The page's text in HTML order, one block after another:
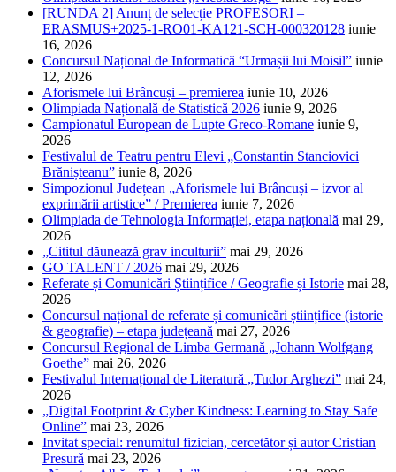
[RUNDA 2] Anunț de selecție PROFESORI –
ERASMUS+2025-1-RO01-KA121-SCH-000320128 iunie
16, 2026
Concursul Național de Informatică “Urmașii lui Moisil” iunie
12, 2026
Aforismele lui Brâncuși – premierea iunie 10, 2026
Olimpiada Națională de Statistică 2026 iunie 9, 2026
Campionatul European de Lupte Greco-Romane iunie 9,
2026
Festivalul de Teatru pentru Elevi „Constantin Stanciovici
Brănișteanu” iunie 8, 2026
Simpozionul Județean „Aforismele lui Brâncuși – izvor al
exprimării artistice” / Premierea iunie 7, 2026
Olimpiada de Tehnologia Informației, etapa națională mai 29,
2026
„Cititul dăunează grav inculturii” mai 29, 2026
GO TALENT / 2026 mai 29, 2026
Referate și Comunicări Științifice / Geografie și Istorie mai 28,
2026
Concursul național de referate și comunicări științifice (istorie
& geografie) – etapa județeană mai 27, 2026
Concursul Regional de Limba Germană „Johann Wolfgang
Goethe” mai 26, 2026
Festivalul Internațional de Literatură „Tudor Arghezi” mai 24,
2026
„Digital Footprint & Cyber Kindness: Learning to Stay Safe
Online” mai 23, 2026
Invitat special: renumitul fizician, cercetător și autor Cristian
Presură mai 23, 2026